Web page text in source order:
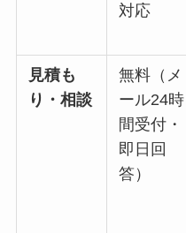
対応
見積も
り・相談
無料（メ
ール24時
間受付・
即日回
答）